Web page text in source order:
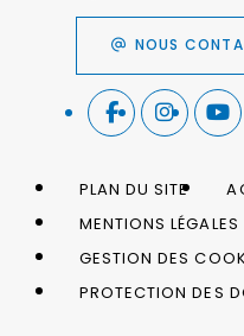
NOUS
PLAN DU SITE
MENTIONS LÉGALES
GESTION DES
PROTECTION DES